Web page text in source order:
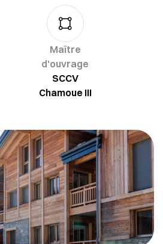
Maître
d'ouvrage
SCCV
Chamoue III